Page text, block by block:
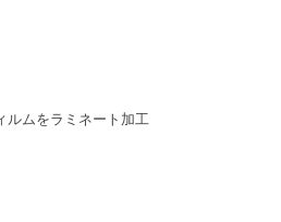
ルムをラミネート加工